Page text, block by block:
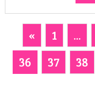
« 1 ...
36
37 38